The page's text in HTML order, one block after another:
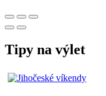
Tipy na výlet